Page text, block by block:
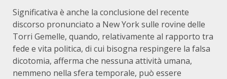
Significativa è anche la conclusione del recente
discorso pronunciato a New York sulle rovine delle
Torri Gemelle, quando, relativamente al rapporto tra
fede e vita politica, di cui bisogna respingere la falsa
dicotomia, afferma che nessuna attività umana,
nemmeno nella sfera temporale, può essere